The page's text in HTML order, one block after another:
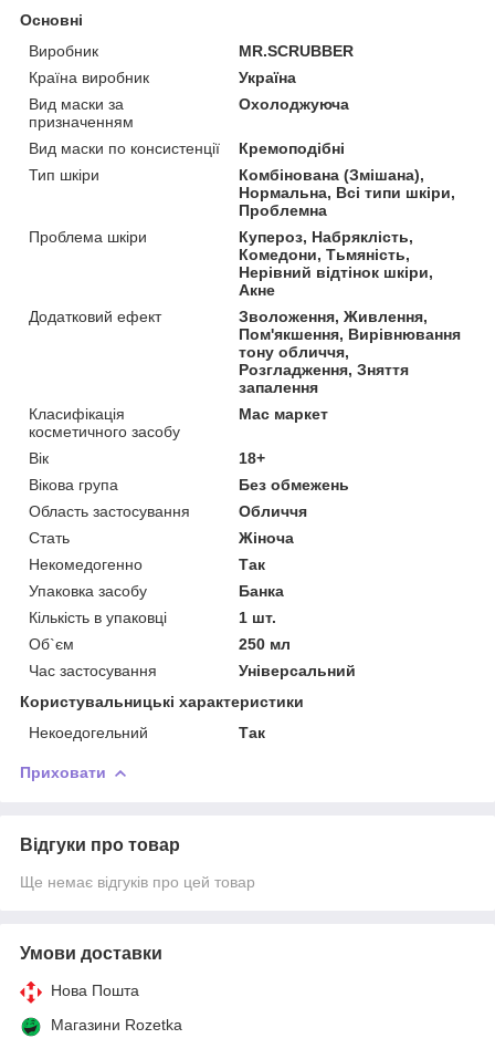
Основні
Виробник
MR.SCRUBBER
Країна виробник
Україна
Вид маски за
призначенням
Охолоджуюча
Вид маски по консистенції
Кремоподібні
Тип шкіри
Комбінована (Змішана),
Нормальна, Всі типи шкіри,
Проблемна
Проблема шкіри
Купероз, Набряклість,
Комедони, Тьмяність,
Нерівний відтінок шкіри,
Акне
Додатковий ефект
Зволоження, Живлення,
Пом'якшення, Вирівнювання
тону обличчя,
Розгладження, Зняття
запалення
Класифікація
косметичного засобу
Мас маркет
Вік
18+
Вікова група
Без обмежень
Область застосування
Обличчя
Стать
Жіноча
Некомедогенно
Так
Упаковка засобу
Банка
Кількість в упаковці
1 шт.
Об`єм
250 мл
Час застосування
Універсальний
Користувальницькі характеристики
Некоедогельний
Так
Приховати
Відгуки про товар
Ще немає відгуків про цей товар
Умови доставки
Нова Пошта
Магазини Rozetka